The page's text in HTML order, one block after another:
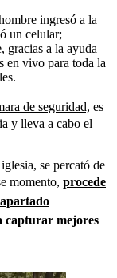
ingresó a la
un celular;
gracias a la ayuda
en vivo para toda la
de seguridad, es
y lleva a cabo el
se percató de
momento, procede
capturar mejores